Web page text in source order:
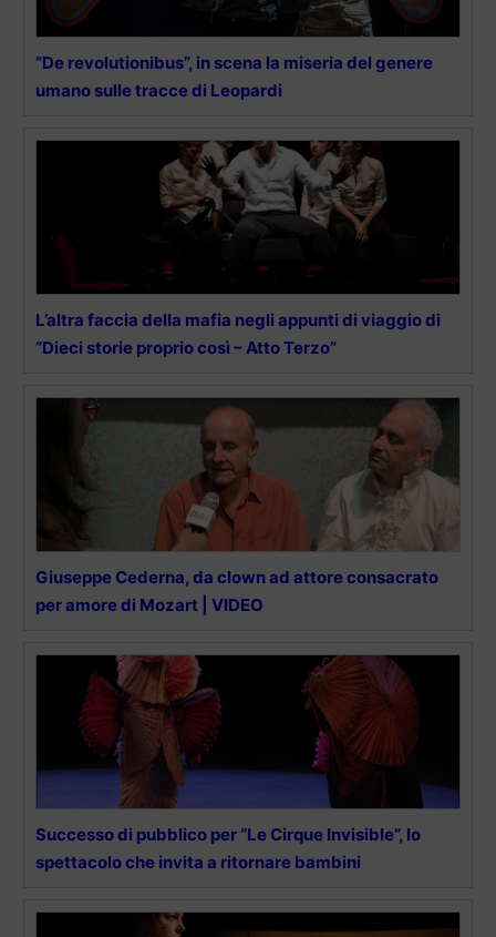
“De revolutionibus”, in scena la miseria del genere
umano sulle tracce di Leopardi
L’altra faccia della mafia negli appunti di viaggio di
“Dieci storie proprio così – Atto Terzo”
Giuseppe Cederna, da clown ad attore consacrato
per amore di Mozart | VIDEO
Successo di pubblico per “Le Cirque Invisible”, lo
spettacolo che invita a ritornare bambini